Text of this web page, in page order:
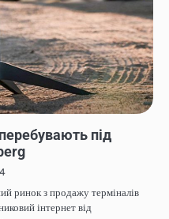
під
ринок з продажу терміналів
інтернет від